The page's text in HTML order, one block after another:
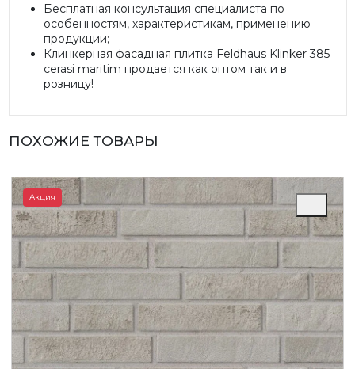
Бесплатная консультация специалиста по
особенностям, характеристикам, применению
продукции;
Клинкерная фасадная плитка Feldhaus Klinker 385
cerasi maritim продается как оптом так и в
розницу!
ПОХОЖИЕ ТОВАРЫ
Акция